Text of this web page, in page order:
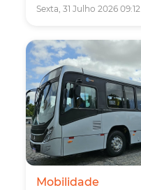
Sexta, 31 Julho 2026 09:12
Mobilidade